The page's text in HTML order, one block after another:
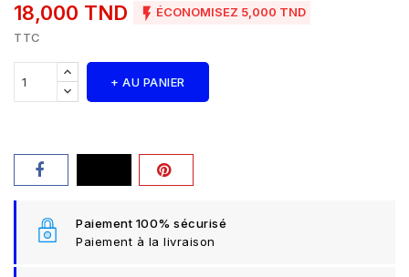
18,000 TND  ÉCONOMISEZ 5,000 TND
TTC
+ AU PANIER
Paiement 100% sécurisé
Paiement à la livraison